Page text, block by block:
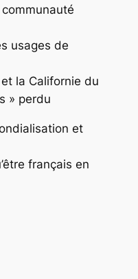
usages de
la Californie du
» perdu
et
français en